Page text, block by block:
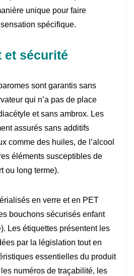
unique pour faire
spécifique.
et sécurité
sont garantis sans
qui n’a pas de place
et sans ambrox. Les
assurés sans additifs
comme des huiles, de l’alcool
éléments susceptibles de
ou long terme).
en verre et en PET
bouchons sécurisés enfant
Les étiquettes présentent les
par la législation tout en
essentielles du produit
numéros de traçabilité, les